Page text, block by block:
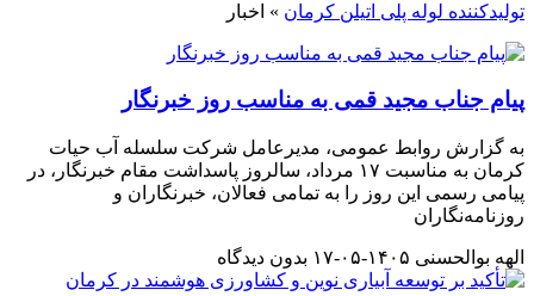
تولیدکننده لوله پلی اتیلن کرمان » اخبار
پیام جناب مجید قمی به مناسب روز خبرنگار
به گزارش روابط عمومی، مدیرعامل شرکت سلسله آب حیات
کرمان به مناسبت ۱۷ مرداد، سالروز پاسداشت مقام خبرنگار، در
پیامی رسمی این روز را به تمامی فعالان، خبرنگاران و
روزنامه‌نگاران
الهه بوالحسنی ۱۴۰۵-۰۵-۱۷ بدون دیدگاه